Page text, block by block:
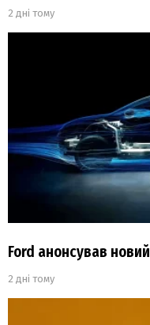
2 дні тому
Ford анонсував
2 дні тому